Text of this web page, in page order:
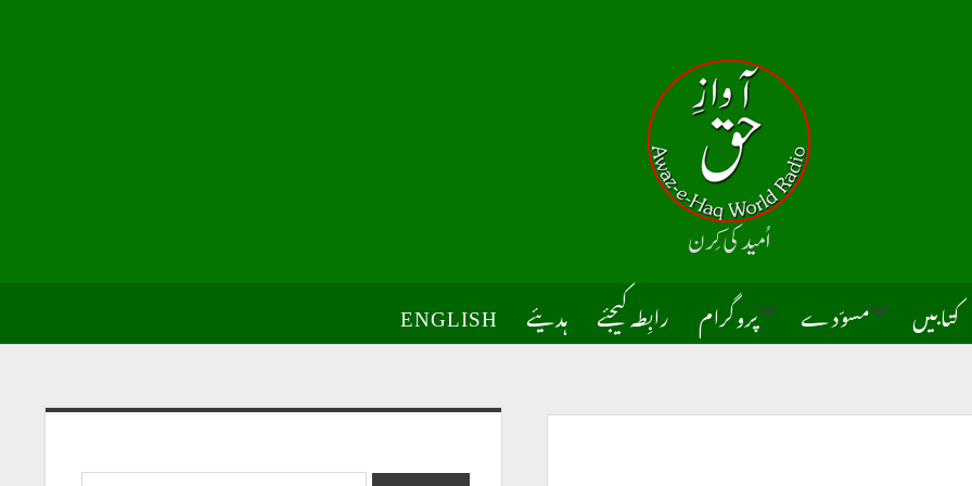
اُميد كى کِرن
ENGLISH ہدیئے رابِطہ کیجئے پروگرامopen
dropdown
menu
مسوّدےopen
dropdown
menu
كتابيں